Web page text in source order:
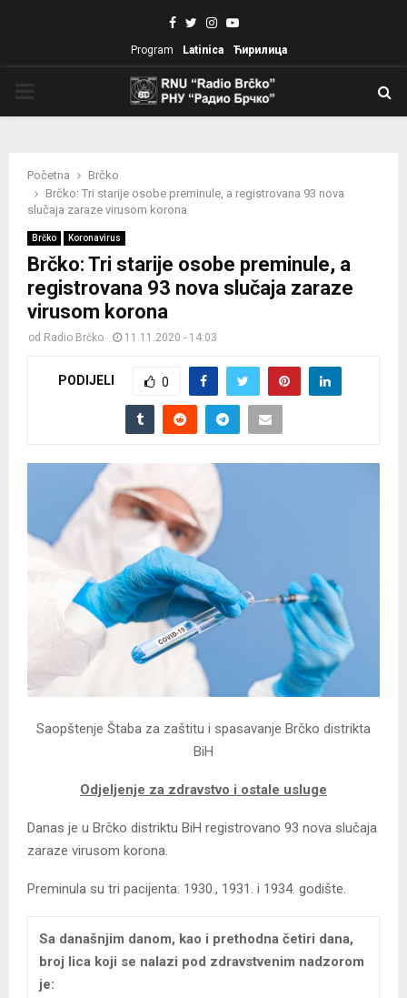
Facebook
TwitterInstagram
Youtube
Program Latinica Ћирилица
Početna
Brčko
Brčko: Tri starije osobe preminule, a registrovana 93 nova
slučaja zaraze virusom korona
Brčko Koronavirus
Brčko: Tri starije osobe preminule, a
registrovana 93 nova slučaja zaraze
virusom korona
od Radio Brčko 11.11.2020 - 14:03
PODIJELI 0
Saopštenje Štaba za zaštitu i spasavanje Brčko distrikta
BiH
Odjeljenje za zdravstvo i ostale usluge
Danas je u Brčko distriktu BiH registrovano 93 nova slučaja
zaraze virusom korona.
Preminula su tri pacijenta: 1930., 1931. i 1934. godište.
Sa današnjim danom, kao i prethodna četiri dana,
broj lica koji se nalazi pod zdravstvenim nadzorom
je: